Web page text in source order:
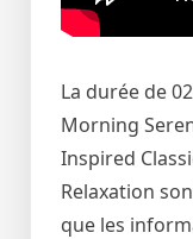
La durée de
Morning
Inspired
Relaxation
que les